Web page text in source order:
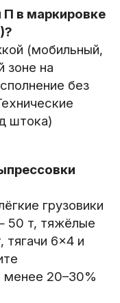
в маркировке
(мобильный,
зоне на
без
штока)
грузовики
50 т, тяжёлые
6×4 и
менее 20–30%